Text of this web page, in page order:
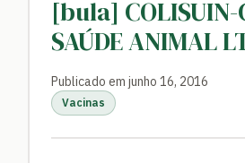
[bula] COLISUIN-
SAÚDE ANIMAL
Publicado em junho 16, 2016
Vacinas